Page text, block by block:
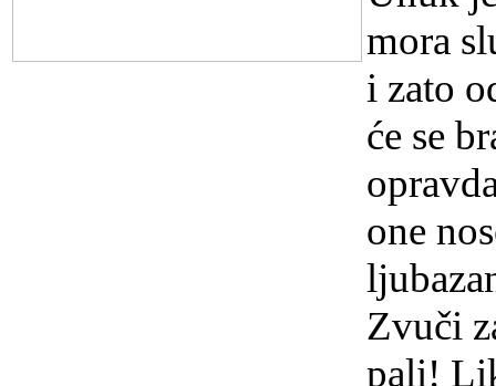
mora
i zato
će se
one
Zvuči
pali!